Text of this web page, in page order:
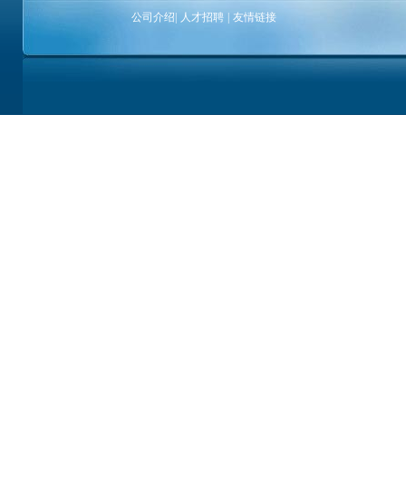
公司介绍 人才招聘 友情链接